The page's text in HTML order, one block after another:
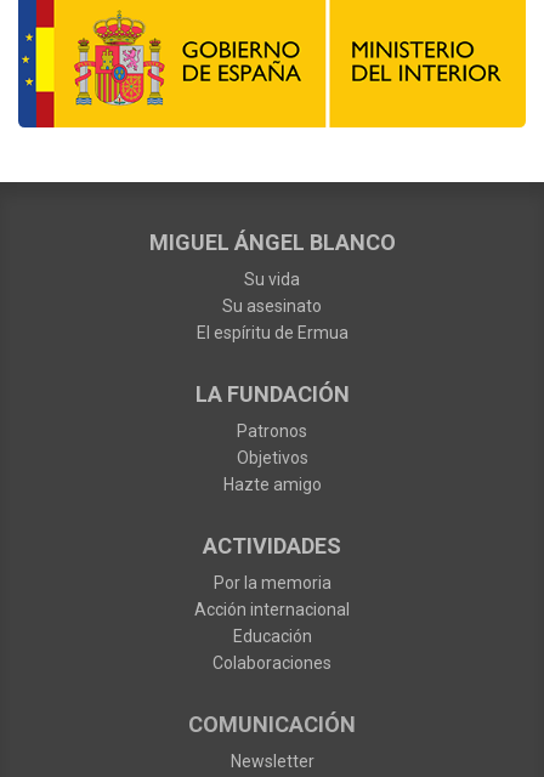
MIGUEL ÁNGEL BLANCO
Su vida
Su asesinato
El espíritu de Ermua
LA FUNDACIÓN
Patronos
Objetivos
Hazte amigo
ACTIVIDADES
Por la memoria
Acción internacional
Educación
Colaboraciones
COMUNICACIÓN
Newsletter